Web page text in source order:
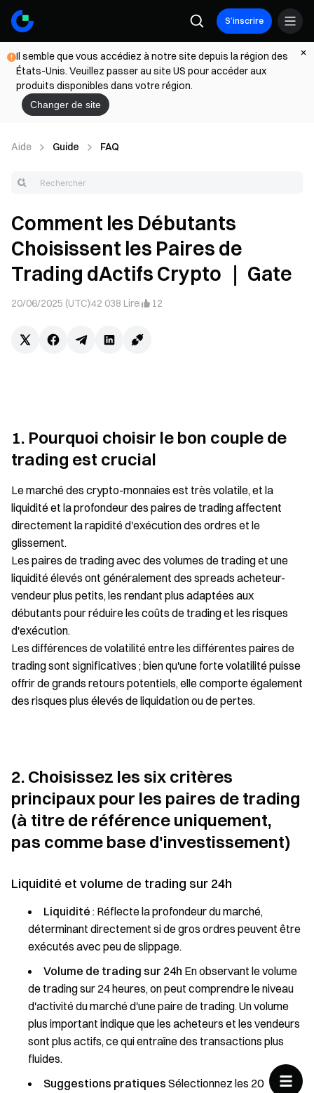
S’inscrire
Il semble que vous accédiez à notre site depuis la région des
États-Unis. Veuillez passer au site US pour accéder aux
produits disponibles dans votre région.
Changer de site
Aide Guide FAQ
Comment les Débutants
Choisissent les Paires de
Trading dActifs Crypto ｜ Gate
20/06/2025 (UTC)42 038 Lire 12
1. Pourquoi choisir le bon couple de
trading est crucial
Le marché des crypto-monnaies est très volatile, et la
liquidité et la profondeur des paires de trading affectent
directement la rapidité d'exécution des ordres et le
glissement.
Les paires de trading avec des volumes de trading et une
liquidité élevés ont généralement des spreads acheteur-
vendeur plus petits, les rendant plus adaptées aux
débutants pour réduire les coûts de trading et les risques
d'exécution.
Les différences de volatilité entre les différentes paires de
trading sont significatives ; bien qu'une forte volatilité puisse
offrir de grands retours potentiels, elle comporte également
des risques plus élevés de liquidation ou de pertes.
2. Choisissez les six critères
principaux pour les paires de trading
(à titre de référence uniquement,
pas comme base d'investissement)
Liquidité et volume de trading sur 24h
Liquidité : Réflecte la profondeur du marché,
déterminant directement si de gros ordres peuvent être
exécutés avec peu de slippage.
Volume de trading sur 24h En observant le volume
de trading sur 24 heures, on peut comprendre le niveau
d'activité du marché d'une paire de trading. Un volume
plus important indique que les acheteurs et les vendeurs
sont plus actifs, ce qui entraîne des transactions plus
fluides.
Suggestions pratiques Sélectionnez les 20